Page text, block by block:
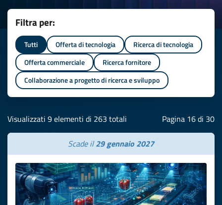
Filtra per:
Tutti Offerta di tecnologia
Ricerca di tecnologia
Offerta commerciale
Ricerca fornitore
Collaborazione a progetto di ricerca e sviluppo
Visualizzati 9 elementi di 263 totali Pagina 16 di 30
Scade il29 gennaio 2027